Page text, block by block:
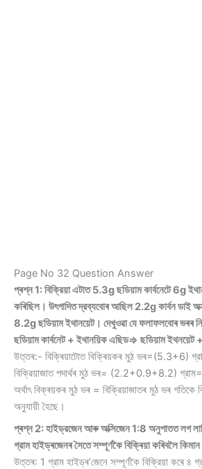
Page No 32 Question Answer
প্ৰশ্ন 1: বিক্রিয়া এটাত 5.3g ছডিয়াম কার্বনেটে 6g
কৰিছিল। উৎপাদিত দ্রব্যবোৰ আছিল 2.2g কার্বন
8.2g ছডিয়াম ইথানয়েট। দেখুওৱা যে ফলাফলবোৰ ভৰৰ
ছডিয়াম কার্বনেট + ইথানয়িক এছিড⇒ ছডিয়াম ইথনয়েট
উত্তৰ:- বিক্ৰিয়াটোত বিক্ৰিয়কৰ মুঠ ভৰ=(5.3+6)
বিক্রিয়াজাত পদাৰ্থৰ মুঠ ভৰ= (2.2+0.9+8.2)
অর্থাৎ বিক্ৰয়কৰ মুঠ ভৰ = বিক্রিয়াজাতৰ মুঠ ভৰ গতিকে
অনুযায়ী হৈছে।
প্ৰশ্ন 2: হাইড্রজেন আৰু অক্সিজেন 1:8 অনুপাতত লগ
গ্রাম হাইড্ৰজেনৰ সৈতে সম্পূৰ্ণকৈ বিক্ৰিয়া কৰিবলৈ
উত্তৰ: 1 গ্রাম হাইড্ৰ’জেনে সম্পূৰ্ণকৈ বিক্রিয়া কৰে ৪